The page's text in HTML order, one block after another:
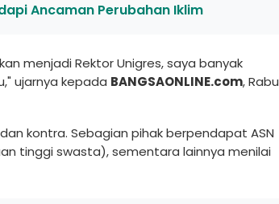
Ancaman Perubahan Iklim
menjadi Rektor Unigres, saya banyak
ujarnya kepada BANGSAONLINE.com, Rabu
kontra. Sebagian pihak berpendapat ASN
tinggi swasta), sementara lainnya menilai